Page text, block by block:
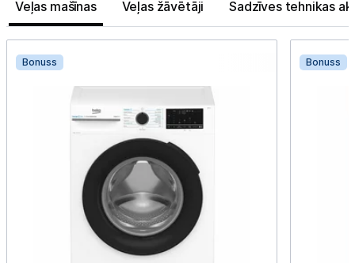
Veļas mašīnas Veļas žāvētāji Sadzīves tehnikas
Bonuss Bonuss